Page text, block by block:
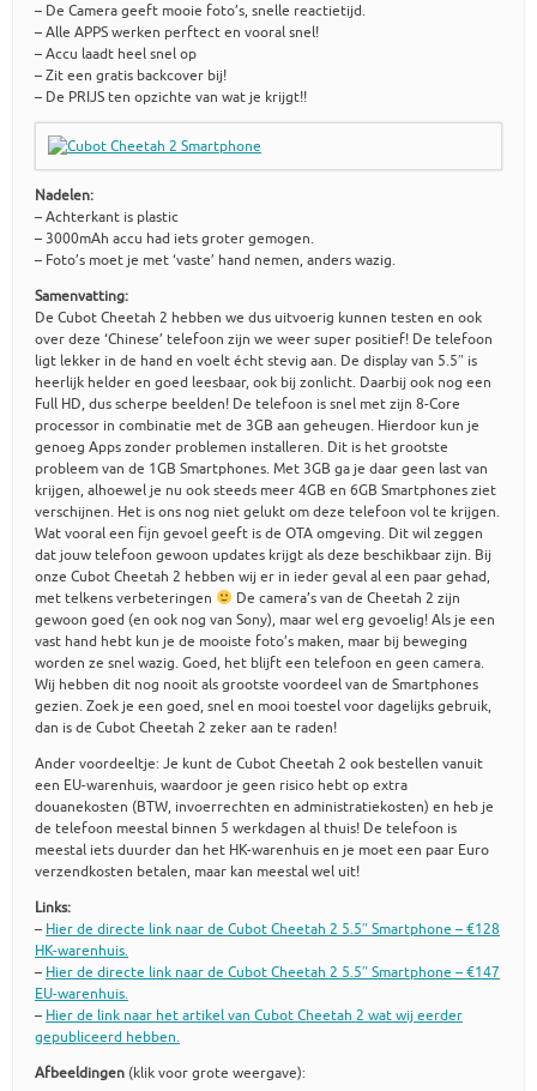
– De Camera geeft mooie foto’s, snelle reactietijd.
– Alle APPS werken perftect en vooral snel!
– Accu laadt heel snel op
– Zit een gratis backcover bij!
– De PRIJS ten opzichte van wat je krijgt!!
Nadelen:
– Achterkant is plastic
– 3000mAh accu had iets groter gemogen.
– Foto’s moet je met ‘vaste’ hand nemen, anders wazig.
Samenvatting:
De Cubot Cheetah 2 hebben we dus uitvoerig kunnen testen en ook
over deze ‘Chinese’ telefoon zijn we weer super positief! De telefoon
ligt lekker in de hand en voelt écht stevig aan. De display van 5.5″ is
heerlijk helder en goed leesbaar, ook bij zonlicht. Daarbij ook nog een
Full HD, dus scherpe beelden! De telefoon is snel met zijn 8-Core
processor in combinatie met de 3GB aan geheugen. Hierdoor kun je
genoeg Apps zonder problemen installeren. Dit is het grootste
probleem van de 1GB Smartphones. Met 3GB ga je daar geen last van
krijgen, alhoewel je nu ook steeds meer 4GB en 6GB Smartphones ziet
verschijnen. Het is ons nog niet gelukt om deze telefoon vol te krijgen.
Wat vooral een fijn gevoel geeft is de OTA omgeving. Dit wil zeggen
dat jouw telefoon gewoon updates krijgt als deze beschikbaar zijn. Bij
onze Cubot Cheetah 2 hebben wij er in ieder geval al een paar gehad,
met telkens verbeteringen
De camera’s van de Cheetah 2 zijn
gewoon goed (en ook nog van Sony), maar wel erg gevoelig! Als je een
vast hand hebt kun je de mooiste foto’s maken, maar bij beweging
worden ze snel wazig. Goed, het blijft een telefoon en geen camera.
Wij hebben dit nog nooit als grootste voordeel van de Smartphones
gezien. Zoek je een goed, snel en mooi toestel voor dagelijks gebruik,
dan is de Cubot Cheetah 2 zeker aan te raden!
Ander voordeeltje: Je kunt de Cubot Cheetah 2 ook bestellen vanuit
een EU-warenhuis, waardoor je geen risico hebt op extra
douanekosten (BTW, invoerrechten en administratiekosten) en heb je
de telefoon meestal binnen 5 werkdagen al thuis! De telefoon is
meestal iets duurder dan het HK-warenhuis en je moet een paar Euro
verzendkosten betalen, maar kan meestal wel uit!
Links:
– Hier de directe link naar de Cubot Cheetah 2 5.5″ Smartphone – €128
HK-warenhuis.
– Hier de directe link naar de Cubot Cheetah 2 5.5″ Smartphone – €147
EU-warenhuis.
– Hier de link naar het artikel van Cubot Cheetah 2 wat wij eerder
gepubliceerd hebben.
Afbeeldingen (klik voor grote weergave):